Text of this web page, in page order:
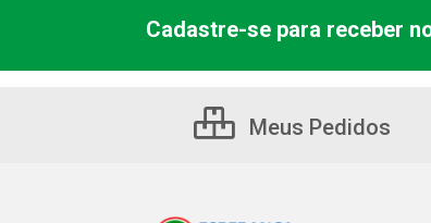
Cadastre-se para receber
Meus Pedidos